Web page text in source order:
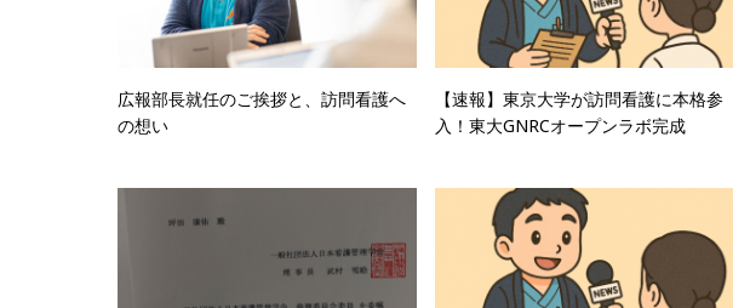
広報部長就任のご挨拶と、訪問看護へ
の想い
【速報】東京大学が訪問看護に本格参
入！東大GNRCオープンラボ完成